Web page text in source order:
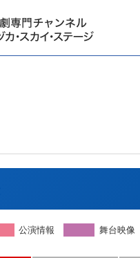
公演情報 舞台映像